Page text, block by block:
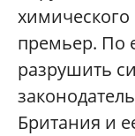
премьер. По
разрушить
Британия и